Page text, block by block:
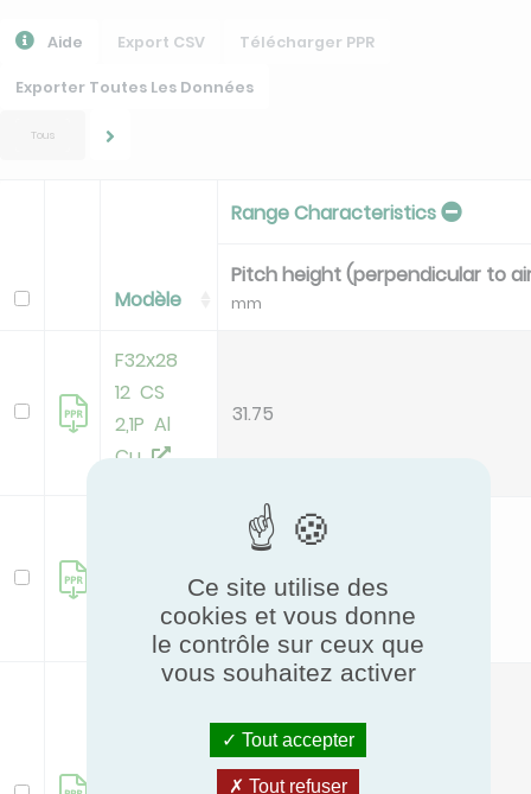
Aide Export CSV Télécharger PPR
Exporter Toutes Les Données
Tous
Modèle
Range Characteristics
Pitch height (perpendicular to
mm
F32x28
12 CS
2,1P Al
Cu
31.75
31.75
Ce site utilise des
cookies et vous donne
le contrôle sur ceux que
vous souhaitez activer
Tout accepter
Tout refuser